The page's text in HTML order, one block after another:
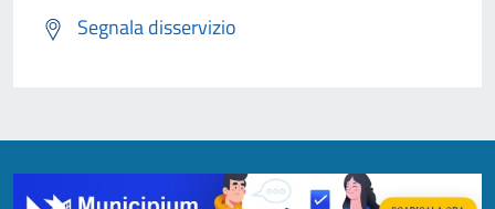
Segnala disservizio